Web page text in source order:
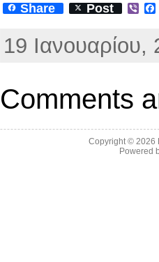
Share Post
V
e
r
19
Comments
Copyright © 2026
Powered